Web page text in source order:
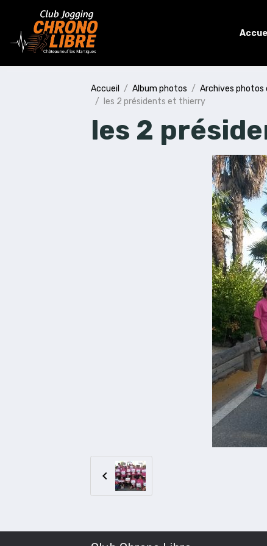
Accueil Album photos Archives photos
les 2 présidents et thierry
les 2